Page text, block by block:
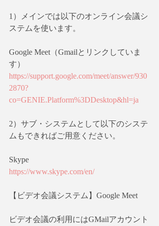
1）メインでは以下のオンライン会議シ
ステムを使います。
Google Meet（Gmailとリンクしていま
す）
https://support.google.com/meet/answer/930
2870?
co=GENIE.Platform%3DDesktop&hl=ja
2）サブ・システムとして以下のシステ
ムもできればご用意ください。
Skype
https://www.skype.com/en/
【ビデオ会議システム】Google Meet
ビデオ会議の利用にはGMailアカウント